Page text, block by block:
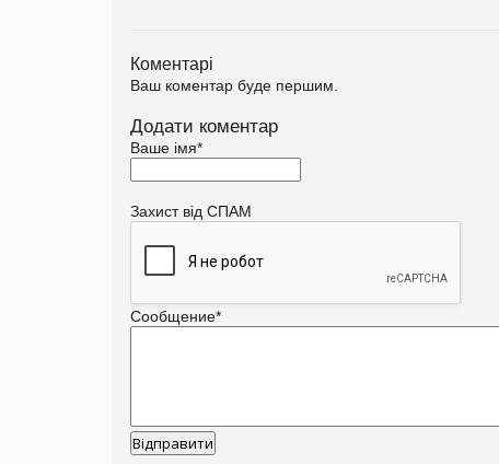
Коментарі
Ваш коментар буде першим.
Додати коментар
Ваше імя*
Захист від СПАМ
Сообщение*